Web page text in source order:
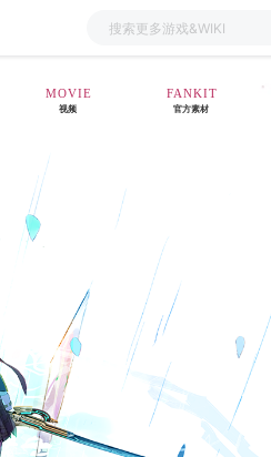
MOVIE
视频
FANKIT
官方素材